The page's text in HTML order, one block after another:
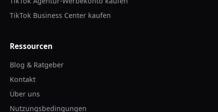
TikTok Business Center kaufen
Ressourcen
Blog & Ratgeber
Kontakt
Über uns
Nutzungsbedingungen